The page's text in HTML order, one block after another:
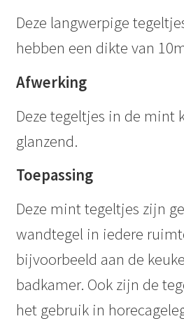
Deze langwerpige
hebben een dikte van
Afwerking
Deze tegeltjes in de mint
glanzend.
Toepassing
Deze mint tegeltjes zijn
wandtegel in iedere
bijvoorbeeld aan de
badkamer. Ook zijn de
het gebruik in